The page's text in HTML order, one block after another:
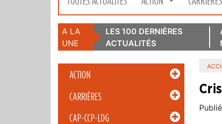
A LA
UNE
LES 100 DERNIÈRES
ACTUALITÉS
ACTION
CARRIÈRES
CAP-CCP-LDG